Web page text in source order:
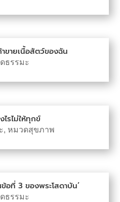
ขายเนื้อสัตว์ของฉัน
ธรรมะ
ไรไม่ให้ทุกข์
, หมวดสุขภาพ
อที่ 3 ของพระโสดาบัน’
ธรรมะ